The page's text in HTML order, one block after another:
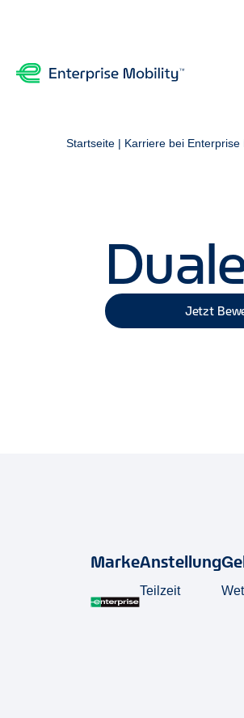
Startseite | Karriere bei Enterprise
Jetzt
MarkeAnstellung
Teilzeit